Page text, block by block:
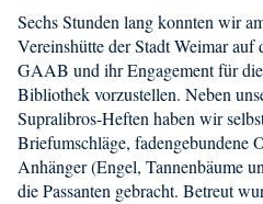
Sechs Stunden lang konnten wir
Vereinshütte der Stadt Weimar
GAAB und ihr Engagement für
Bibliothek vorzustellen. Neben
Supralibros-Heften haben wir
Briefumschläge, fadengebundene
Anhänger (Engel, Tannenbäume
die Passanten gebracht. Betreut